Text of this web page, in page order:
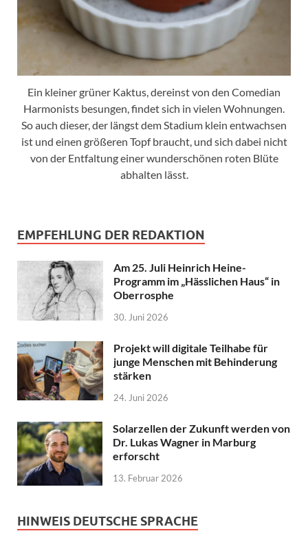
Ein kleiner grüner Kaktus, dereinst von den Comedian
Harmonists besungen, findet sich in vielen Wohnungen.
So auch dieser, der längst dem Stadium klein entwachsen
ist und einen größeren Topf braucht, und sich dabei nicht
von der Entfaltung einer wunderschönen roten Blüte
abhalten lässt.
EMPFEHLUNG DER REDAKTION
Am 25. Juli Heinrich Heine-
Programm im „Hässlichen Haus“ in
Oberrosphe
30. Juni 2026
Projekt will digitale Teilhabe für
junge Menschen mit Behinderung
stärken
24. Juni 2026
Solarzellen der Zukunft werden von
Dr. Lukas Wagner in Marburg
erforscht
13. Februar 2026
HINWEIS DEUTSCHE SPRACHE